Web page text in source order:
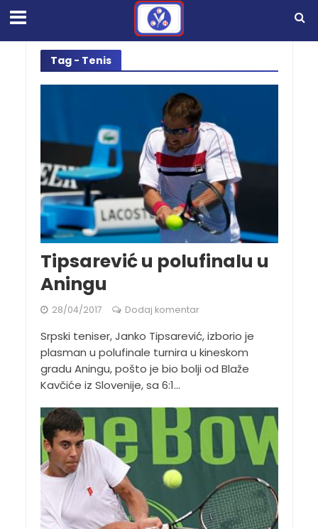
Tag - Tenis
Tipsarević u polufinalu u
Aningu
28/04/2017 Dodaj komentar
Srpski teniser, Janko Tipsarević, izborio je
plasman u polufinale turnira u kineskom
gradu Aningu, pošto je bio bolji od Blaže
Kavčiće iz Slovenije, sa 6:1...